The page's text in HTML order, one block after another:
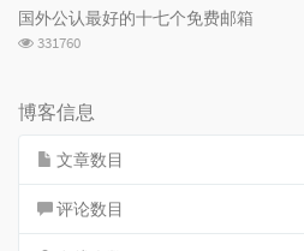
次
数:
国外公认最好的十七个免费邮箱
浏
数:
331760
博客信息
文章数目
评论数目